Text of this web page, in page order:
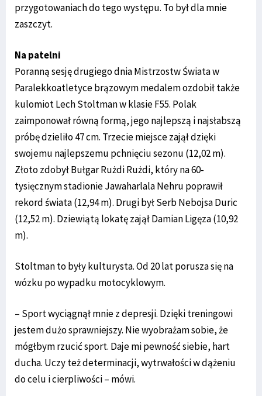
przygotowaniach do tego występu. To był dla mnie
zaszczyt.
Na patelni
Poranną sesję drugiego dnia Mistrzostw Świata w
Paralekkoatletyce brązowym medalem ozdobił także
kulomiot Lech Stoltman w klasie F55. Polak
zaimponował równą formą, jego najlepszą i najsłabszą
próbę dzieliło 47 cm. Trzecie miejsce zajął dzięki
swojemu najlepszemu pchnięciu sezonu (12,02 m).
Złoto zdobył Bułgar Rużdi Rużdi, który na 60-
tysięcznym stadionie Jawaharlala Nehru poprawił
rekord świata (12,94 m). Drugi był Serb Nebojsa Duric
(12,52 m). Dziewiątą lokatę zajął Damian Ligęza (10,92
m).
Stoltman to były kulturysta. Od 20 lat porusza się na
wózku po wypadku motocyklowym.
– Sport wyciągnął mnie z depresji. Dzięki treningowi
jestem dużo sprawniejszy. Nie wyobrażam sobie, że
mógłbym rzucić sport. Daje mi pewność siebie, hart
ducha. Uczy też determinacji, wytrwałości w dążeniu
do celu i cierpliwości – mówi.